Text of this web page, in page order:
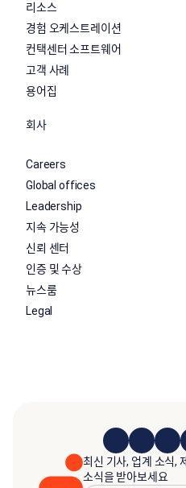
리소스
경험 오케스트레이션
컨택센터 소프트웨어
고객 사례
용어집
회사
Careers
Global offices
Leadership
지속 가능성
신뢰 센터
인증 및 수상
뉴스룸
Legal
최신 기사, 업계 소식,
소식을 받아보세요